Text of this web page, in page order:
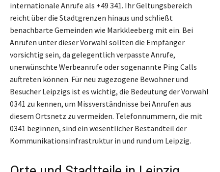
internationale Anrufe als +49 341. Ihr Geltungsbereich
reicht über die Stadtgrenzen hinaus und schließt
benachbarte Gemeinden wie Markkleeberg mit ein. Bei
Anrufen unter dieser Vorwahl sollten die Empfänger
vorsichtig sein, da gelegentlich verpasste Anrufe,
unerwünschte Werbeanrufe oder sogenannte Ping Calls
auftreten können. Für neu zugezogene Bewohner und
Besucher Leipzigs ist es wichtig, die Bedeutung der Vorwahl
0341 zu kennen, um Missverständnisse bei Anrufen aus
diesem Ortsnetz zu vermeiden. Telefonnummern, die mit
0341 beginnen, sind ein wesentlicher Bestandteil der
Kommunikationsinfrastruktur in und rund um Leipzig.